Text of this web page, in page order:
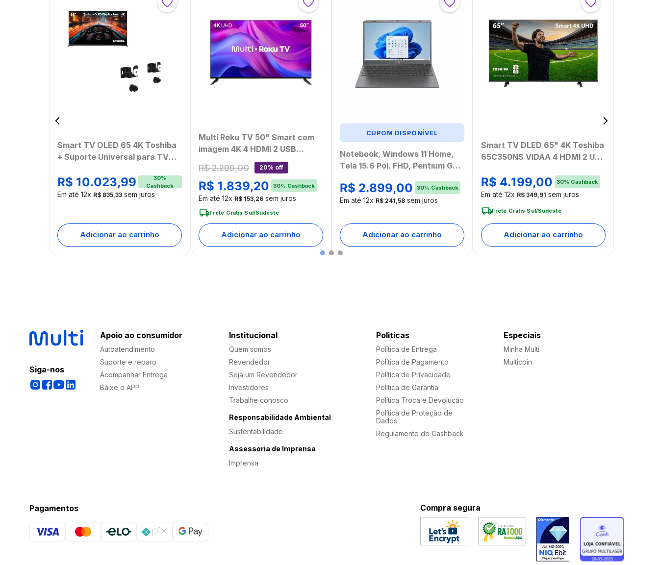
Smart TV OLED 65 4K Toshiba
+ Suporte Universal para TV
R$ 10.023,99 30%
Cashback
Em até12x R$ 835,33 sem juros
Adicionar ao carrinho
Multi Roku TV 50" Smart com
imagem 4K 4 HDMI 2 USB
compatível com Alexa e Google
Home - TL059MOUT
[Reembalado]
R$ 2.299,00 20% off
R$ 1.839,20 30% Cashback
Em até12x R$ 153,26 sem juros
Frete Gratis Sul/Sudeste
Adicionar ao carrinho
CUPOM DISPONÍVEL
Notebook, Windows 11 Home,
Tela 15.6 Pol. FHD, Pentium Gold
Cinza Ultra - UB366
R$ 2.899,00 30% Cashback
Em até12x R$ 241,58 sem juros
Adicionar ao carrinho
Smart TV DLED 65" 4K Toshiba
65C350NS VIDAA 4 HDMI 2 USB
R$ 4.199,00 30% Cashback
Em até12x R$ 349,91 sem juros
Frete Gratis Sul/Sudeste
Adicionar ao carrinho
Siga-nos
Apoio ao consumidor
Autoatendimento
Suporte e reparo
Acompanhar Entrega
Baixe o APP
Institucional
Quem somos
Revendedor
Seja um Revendedor
Investidores
Trabalhe conosco
Responsabilidade Ambiental
Sustentabilidade
Assessoria de Imprensa
Imprensa
Politicas
Política de Entrega
Política de Pagamento
Política de Privacidade
Política de Garantia
Política Troca e Devolução
Política de Proteção de
Dados
Regulamento de Cashback
Especiais
Minha Multi
Multicoin
Pagamentos Compra segura